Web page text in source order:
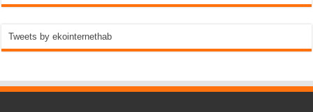
Tweets by ekointernethab